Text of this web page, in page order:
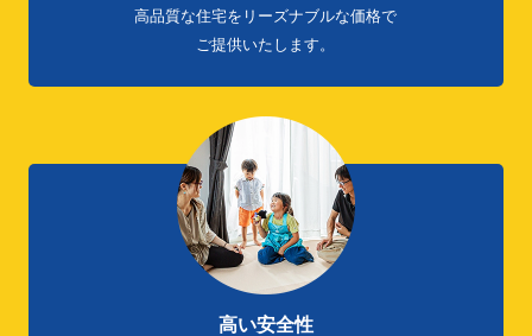
高品質な住宅をリーズナブルな価格で
ご提供いたします。
高い安全性